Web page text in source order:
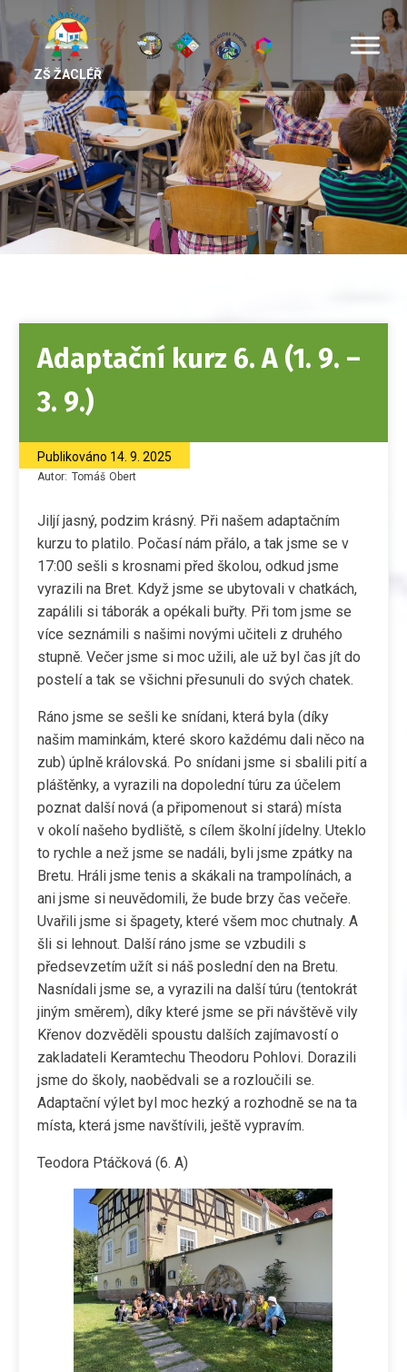
ZŠ ŽACLÉŘ
Adaptační kurz 6. A (1. 9. –
3. 9.)
Publikováno 14. 9. 2025
Autor: Tomáš Obert
Jiljí jasný, podzim krásný. Při našem adaptačním
kurzu to platilo. Počasí nám přálo, a tak jsme se v
17:00 sešli s krosnami před školou, odkud jsme
vyrazili na Bret. Když jsme se ubytovali v chatkách,
zapálili si táborák a opékali buřty. Při tom jsme se
více seznámili s našimi novými učiteli z druhého
stupně. Večer jsme si moc užili, ale už byl čas jít do
postelí a tak se všichni přesunuli do svých chatek.
Ráno jsme se sešli ke snídani, která byla (díky
našim maminkám, které skoro každému dali něco na
zub) úplně královská. Po snídani jsme si sbalili pití a
pláštěnky, a vyrazili na dopolední túru za účelem
poznat další nová (a připomenout si stará) místa
v okolí našeho bydliště, s cílem školní jídelny. Uteklo
to rychle a než jsme se nadáli, byli jsme zpátky na
Bretu. Hráli jsme tenis a skákali na trampolínách, a
ani jsme si neuvědomili, že bude brzy čas večeře.
Uvařili jsme si špagety, které všem moc chutnaly. A
šli si lehnout. Další ráno jsme se vzbudili s
předsevzetím užít si náš poslední den na Bretu.
Nasnídali jsme se, a vyrazili na další túru (tentokrát
jiným směrem), díky které jsme se při návštěvě vily
Křenov dozvěděli spoustu dalších zajímavostí o
zakladateli Keramtechu Theodoru Pohlovi. Dorazili
jsme do školy, naobědvali se a rozloučili se.
Adaptační výlet byl moc hezký a rozhodně se na ta
místa, která jsme navštívili, ještě vypravím.
Teodora Ptáčková (6. A)